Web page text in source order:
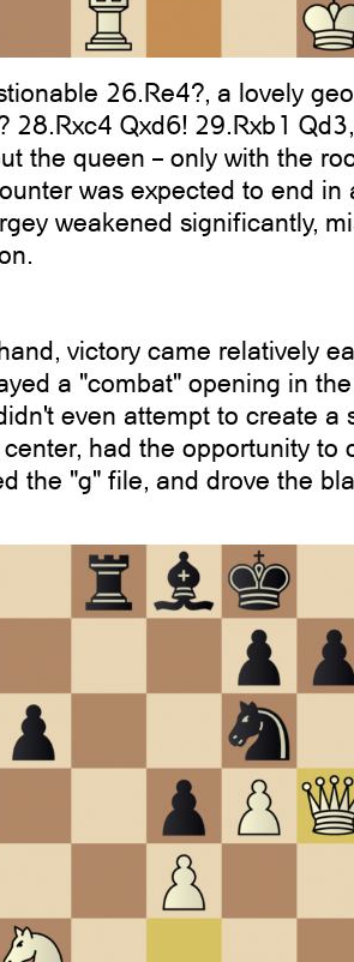
26.Re4?, a lovely
28.Rxc4 Qxd6! 29.Rxb1
the queen – only with the
was expected to end in
weakened significantly,
victory came relatively
a "combat" opening in
even attempt to create a
had the opportunity to
the "g" file, and drove the